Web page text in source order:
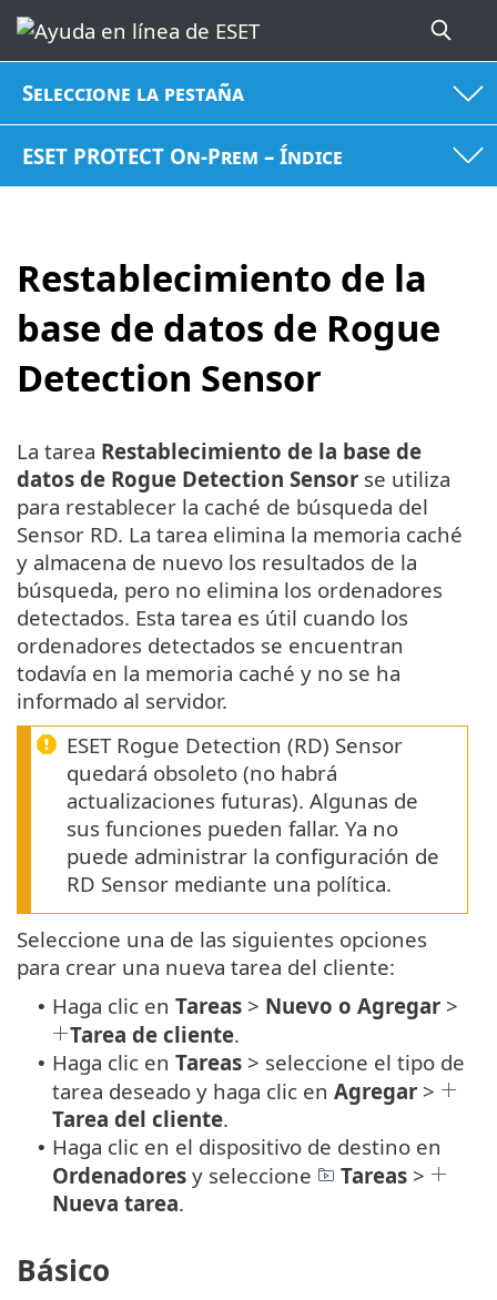
Seleccione la pestaña
ESET PROTECT On-Prem – Índice
Restablecimiento de la
base de datos de Rogue
Detection Sensor
La tarea Restablecimiento de la base de
datos de Rogue Detection Sensor se utiliza
para restablecer la caché de búsqueda del
Sensor RD. La tarea elimina la memoria caché
y almacena de nuevo los resultados de la
búsqueda, pero no elimina los ordenadores
detectados. Esta tarea es útil cuando los
ordenadores detectados se encuentran
todavía en la memoria caché y no se ha
informado al servidor.
ESET Rogue Detection (RD) Sensor
quedará obsoleto (no habrá
actualizaciones futuras). Algunas de
sus funciones pueden fallar. Ya no
puede administrar la configuración de
RD Sensor mediante una política.
Seleccione una de las siguientes opciones
para crear una nueva tarea del cliente:
• Haga clic en Tareas > Nuevo o Agregar >
Tarea de cliente.
• Haga clic en Tareas > seleccione el tipo de
tarea deseado y haga clic en Agregar >
Tarea del cliente.
• Haga clic en el dispositivo de destino en
Ordenadores y seleccione Tareas >
Nueva tarea.
Básico